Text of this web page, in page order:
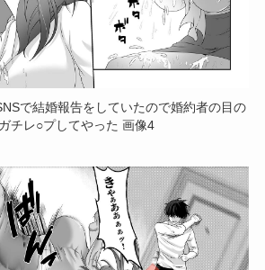
で結婚報告をしていたので婚約者の目の
チレ○プしてやった 画像4